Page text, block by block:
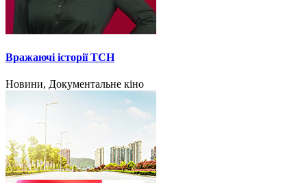
Вражаючі історії ТСН
Новини, Документальне кіно